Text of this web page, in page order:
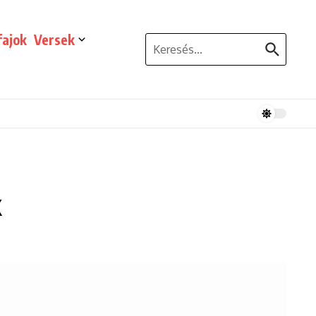
Versek Keresés: